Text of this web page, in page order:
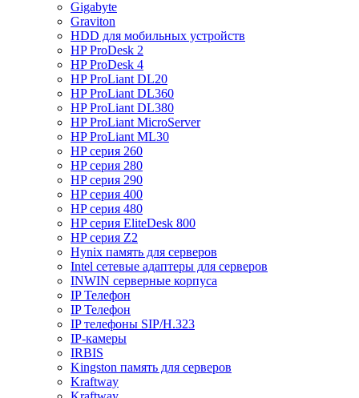
Gigabyte
Graviton
HDD для мобильных устройств
HP ProDesk 2
HP ProDesk 4
HP ProLiant DL20
HP ProLiant DL360
HP ProLiant DL380
HP ProLiant MicroServer
HP ProLiant ML30
HP серия 260
HP серия 280
HP серия 290
HP серия 400
HP серия 480
HP серия EliteDesk 800
HP серия Z2
Hynix память для серверов
Intel сетевые адаптеры для серверов
INWIN серверные корпуса
IP Телефон
IP Телефон
IP телефоны SIP/H.323
IP-камеры
IRBIS
Kingston память для серверов
Kraftway